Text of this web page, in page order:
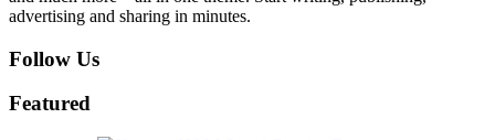
advertising and sharing in minutes.
Follow Us
Featured